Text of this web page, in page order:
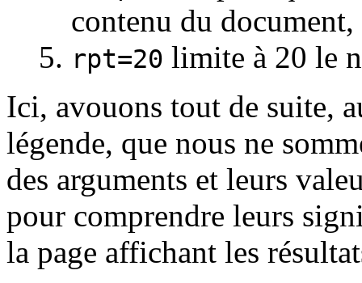
contenu du
rpt=20 limite à 20 le
Ici, avouons tout de suite,
légende, que nous ne
des arguments et leurs
pour comprendre leurs
la page affichant les